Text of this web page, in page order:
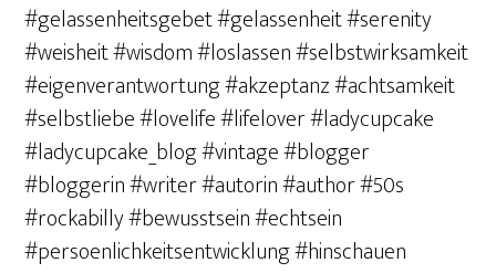
#gelassenheitsgebet #gelassenheit #serenity
#weisheit #wisdom #loslassen #selbstwirksamkeit
#eigenverantwortung #akzeptanz #achtsamkeit
#selbstliebe #lovelife #lifelover #ladycupcake
#ladycupcake_blog #vintage #blogger
#bloggerin #writer #autorin #author #50s
#rockabilly #bewusstsein #echtsein
#persoenlichkeitsentwicklung #hinschauen